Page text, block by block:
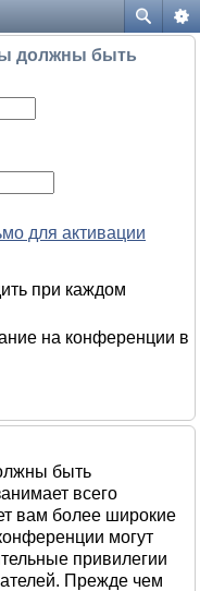
должны быть
для активации
при каждом
на конференции в
быть
всего
вам более широкие
могут
привилегии
Прежде чем